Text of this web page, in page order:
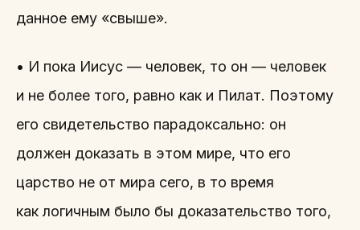
данное ему «свыше».
• И пока Иисус — человек, то он — человек
и не более того, равно как и Пилат. Поэтому
его свидетельство парадоксально: он
должен доказать в этом мире, что его
царство не от мира сего, в то время
как логичным было бы доказательство того,